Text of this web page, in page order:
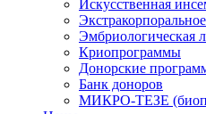
Искусственная
Эмбриологическая
Криопрограммы
Донорские
Банк доноров
МИКРО-ТЕЗЕ